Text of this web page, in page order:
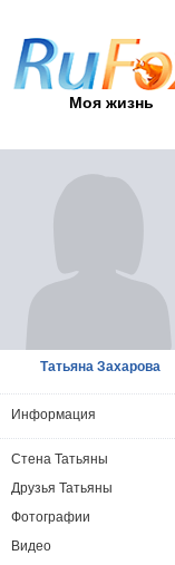
Моя жизнь
Татьяна Захарова
Информация
Стена Татьяны
Друзья Татьяны
Фотографии
Видео